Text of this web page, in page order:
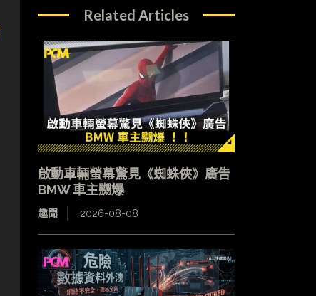
Related Articles
啟動車輛螢幕驚見《蜘蛛俠》廣告
BMW 車主嬲爆
趣聞 2026-08-08